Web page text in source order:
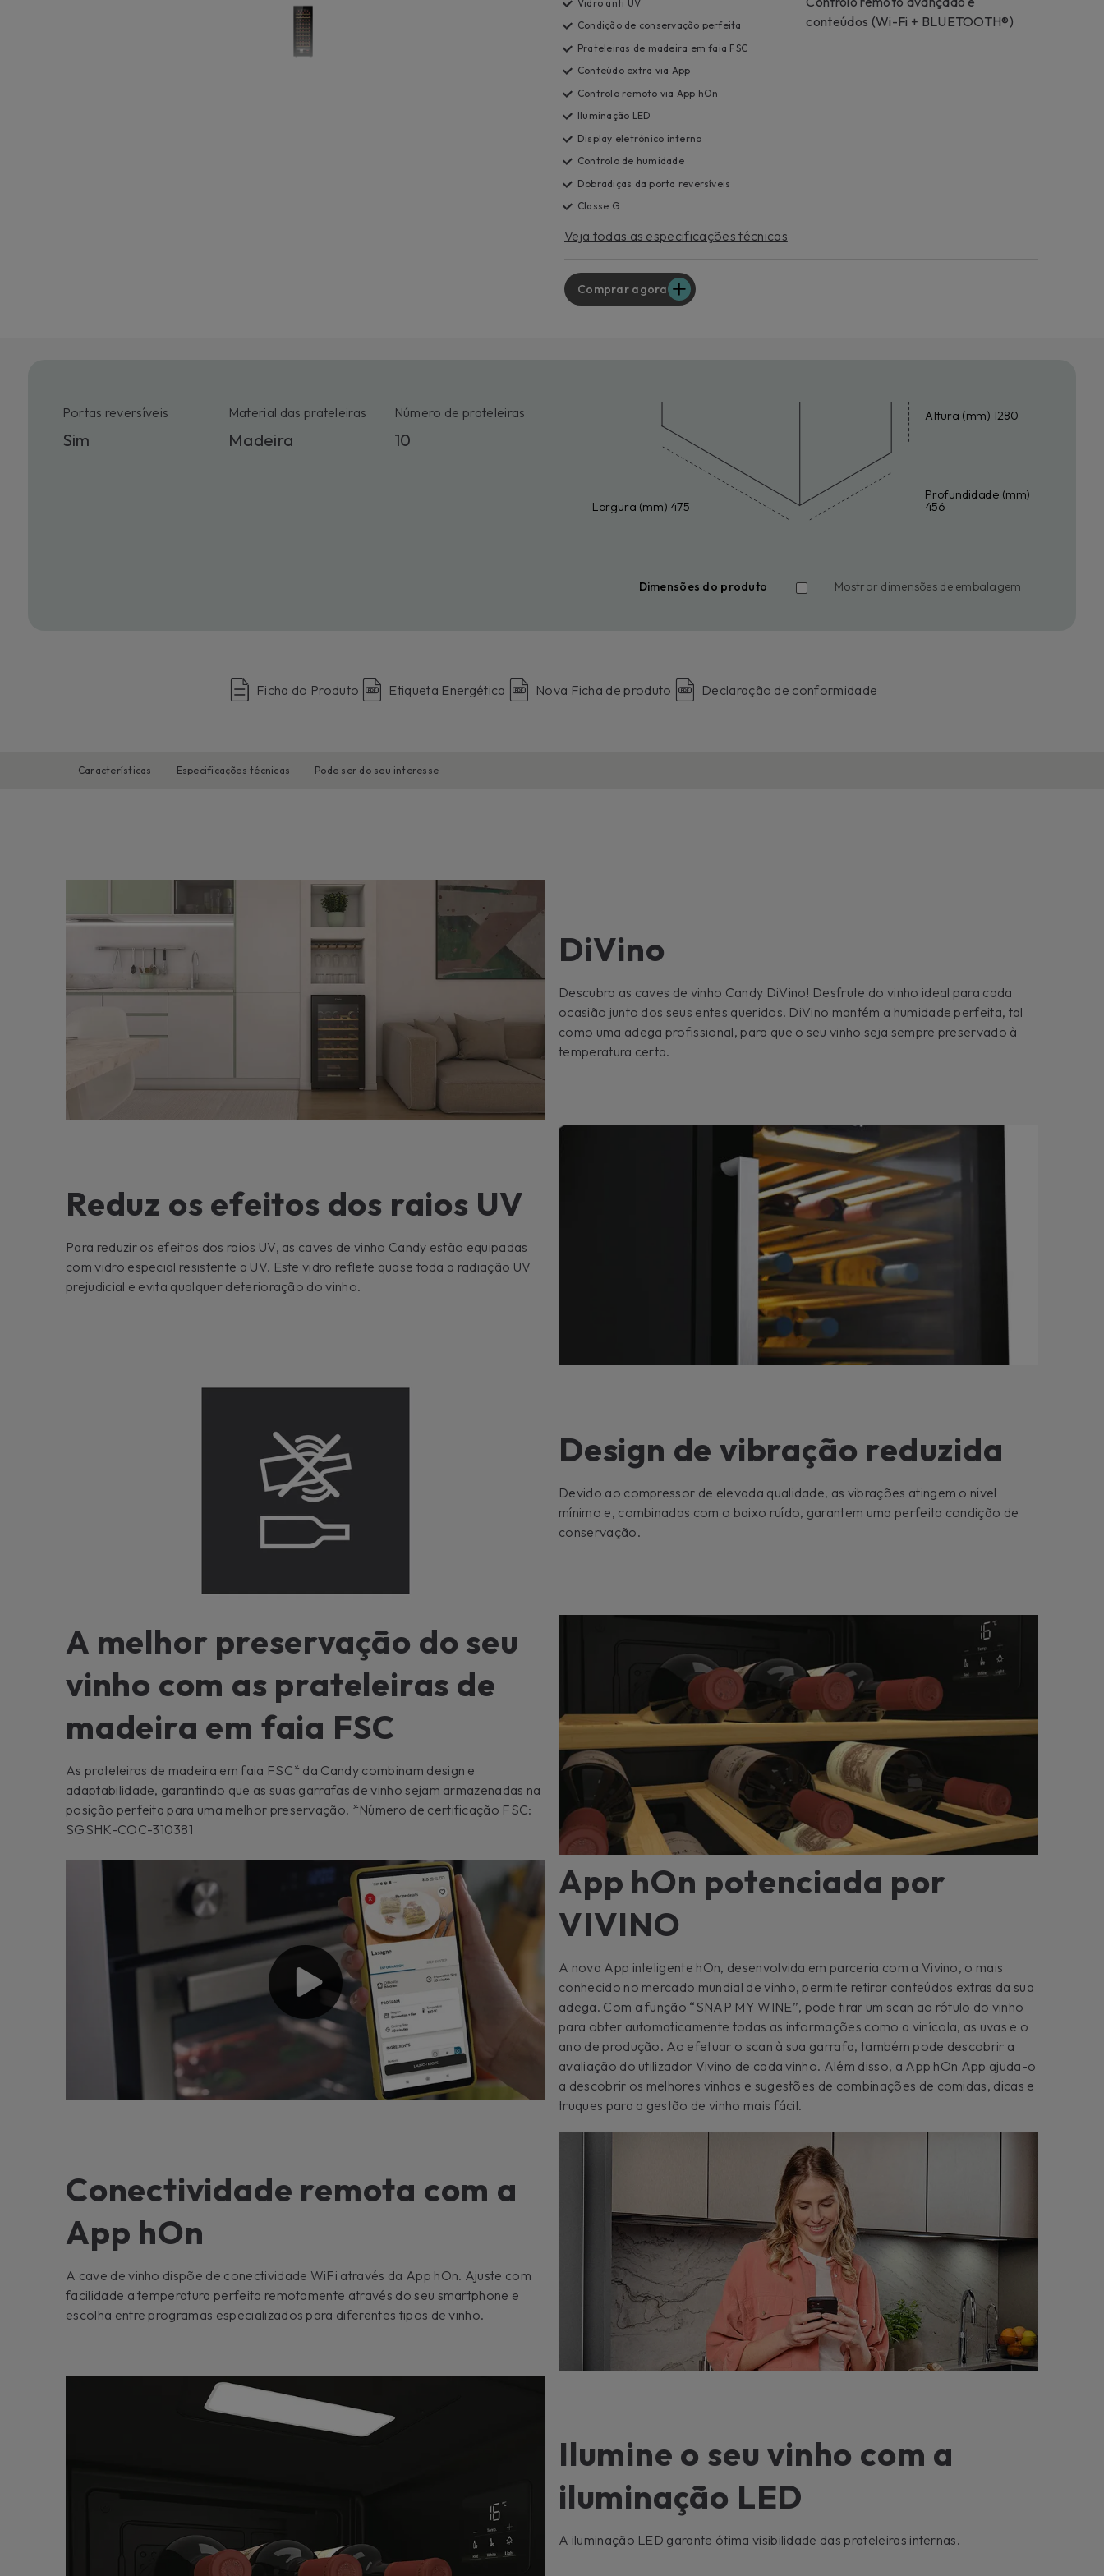
uma extensão de serviço para o seu aparelho.
Vidro anti UV
Condição de conservação perfeita
Prateleiras de madeira em faia FSC
Conteúdo extra via App
Controlo remoto via App hOn
Iluminação LED
Display eletrónico interno
Controlo de humidade
Dobradiças da porta reversíveis
Classe G
Veja todas as especificações técnicas
conteúdos (Wi-Fi + BLUETOOTH®)
Comprar agora
Portas reversíveis
Sim
Material das prateleiras
Madeira
Número de prateleiras
10
Altura (mm) 1280
Profundidade (mm)
456
Largura (mm) 475
Dimensões do produto Mostrar dimensões de embalagem
Ficha do Produto Etiqueta Energética Nova Ficha de produto Declaração de conformidade
Características Especificações técnicas Pode ser do seu interesse
DiVino
Descubra as caves de vinho Candy DiVino! Desfrute do vinho ideal para cada
ocasião junto dos seus entes queridos. DiVino mantém a humidade perfeita, tal
como uma adega profissional, para que o seu vinho seja sempre preservado à
temperatura certa.
Reduz os efeitos dos raios UV
Para reduzir os efeitos dos raios UV, as caves de vinho Candy estão equipadas
com vidro especial resistente a UV. Este vidro reflete quase toda a radiação UV
prejudicial e evita qualquer deterioração do vinho.
Design de vibração reduzida
Devido ao compressor de elevada qualidade, as vibrações atingem o nível
mínimo e, combinadas com o baixo ruído, garantem uma perfeita condição de
conservação.
A melhor preservação do seu
vinho com as prateleiras de
madeira em faia FSC
As prateleiras de madeira em faia FSC* da Candy combinam design e
adaptabilidade, garantindo que as suas garrafas de vinho sejam armazenadas na
posição perfeita para uma melhor preservação. *Número de certificação FSC:
SGSHK-COC-310381
App hOn potenciada por
VIVINO
A nova App inteligente hOn, desenvolvida em parceria com a Vivino, o mais
conhecido no mercado mundial de vinho, permite retirar conteúdos extras da sua
adega. Com a função “SNAP MY WINE”, pode tirar um scan ao rótulo do vinho
para obter automaticamente todas as informações como a vinícola, as uvas e o
ano de produção. Ao efetuar o scan à sua garrafa, também pode descobrir a
avaliação do utilizador Vivino de cada vinho. Além disso, a App hOn App ajuda-o
a descobrir os melhores vinhos e sugestões de combinações de comidas, dicas e
truques para a gestão de vinho mais fácil.
Conectividade remota com a
App hOn
A cave de vinho dispõe de conectividade WiFi através da App hOn. Ajuste com
facilidade a temperatura perfeita remotamente através do seu smartphone e
escolha entre programas especializados para diferentes tipos de vinho.
Ilumine o seu vinho com a
iluminação LED
A iluminação LED garante ótima visibilidade das prateleiras internas.